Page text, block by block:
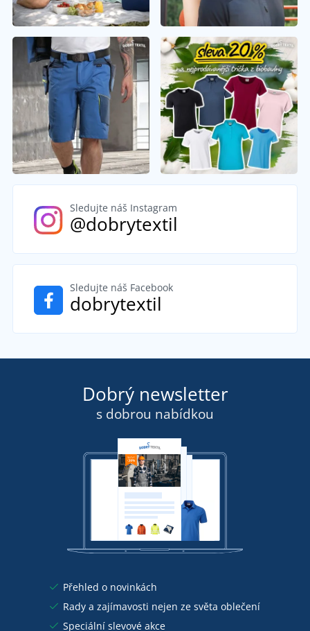
Sledujte náš Instagram
@dobrytextil
Sledujte náš Facebook
dobrytextil
Dobrý newsletter
s dobrou nabídkou
Přehled o novinkách
Rady a zajímavosti nejen ze světa oblečení
Speciální slevové akce